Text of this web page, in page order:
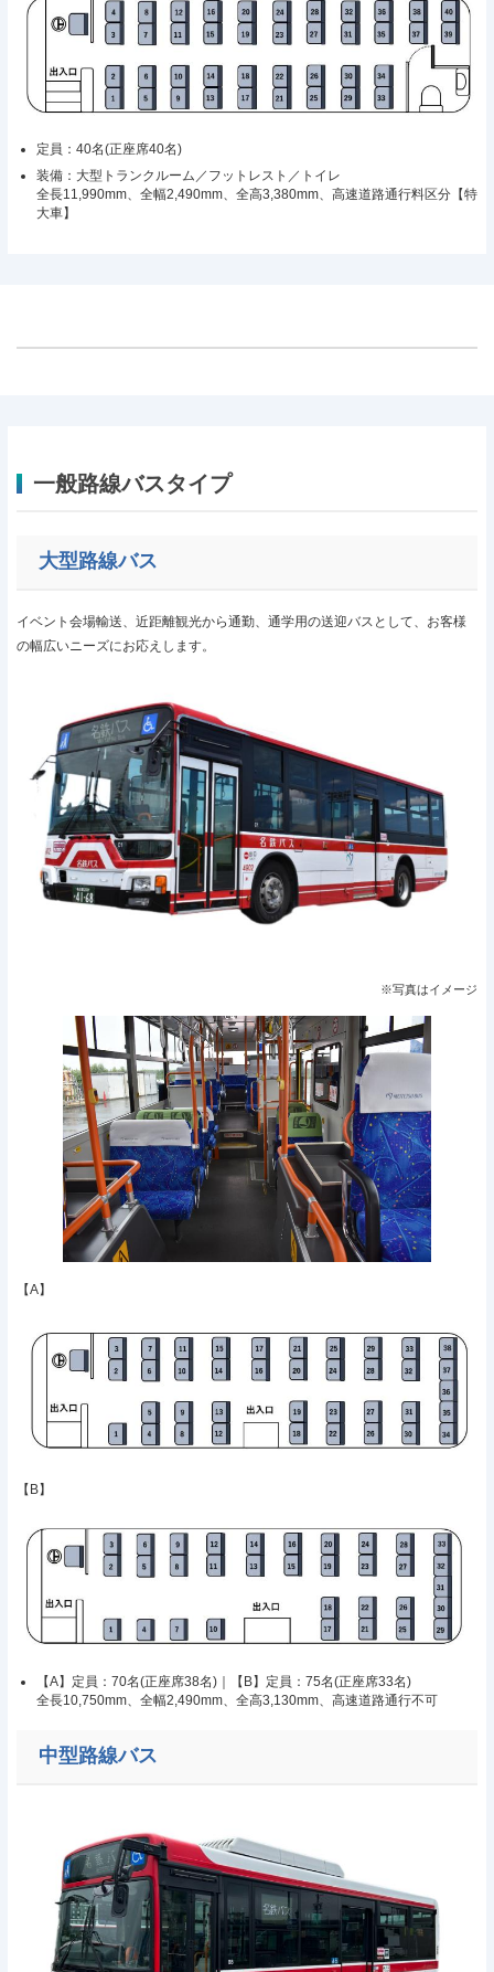
定員：40名(正座席40名)
装備：大型トランクルーム／フットレスト／トイレ
全長11,990mm、全幅2,490mm、全高3,380mm、高速道路通行料区分【特
大車】
一般路線バスタイプ
大型路線バス
イベント会場輸送、近距離観光から通勤、通学用の送迎バスとして、お客様
の幅広いニーズにお応えします。
※写真はイメージ
【A】
【B】
【A】定員：70名(正座席38名)｜【B】定員：75名(正座席33名)
全長10,750mm、全幅2,490mm、全高3,130mm、高速道路通行不可
中型路線バス